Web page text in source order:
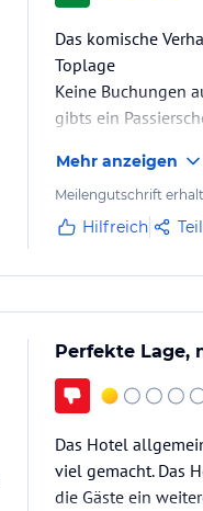
Das komische
Toplage
Keine Buchungen
gibts ein
Mehr anzeigen
Meilengutschrift
Hilfreich
Perfekte Lage,
Das Hotel
viel gemacht. Das
die Gäste ein